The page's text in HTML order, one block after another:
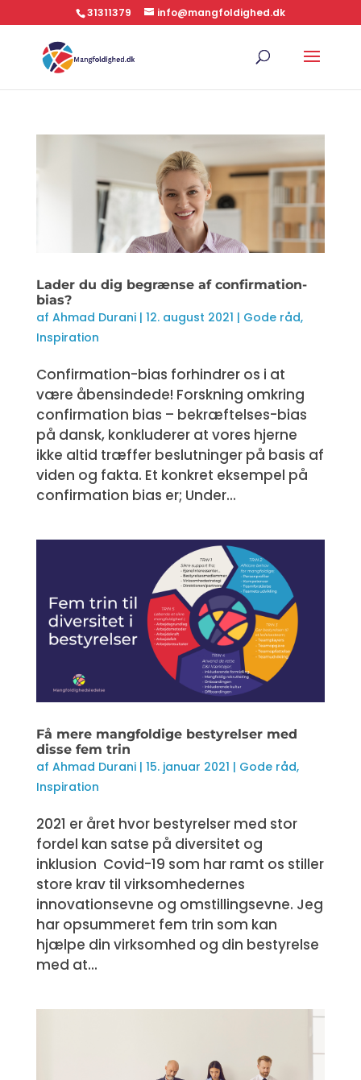
31311379 info@mangfoldighed.dk
Lader du dig begrænse af confirmation-
bias?
af Ahmad Durani| 12. august 2021 | Gode råd,
Inspiration
Confirmation-bias forhindrer os i at
være åbensindede! Forskning omkring
confirmation bias – bekræftelses-bias
på dansk, konkluderer at vores hjerne
ikke altid træffer beslutninger på basis af
viden og fakta. Et konkret eksempel på
confirmation bias er; Under...
Få mere mangfoldige bestyrelser med
disse fem trin
af Ahmad Durani| 15. januar 2021 | Gode råd,
Inspiration
2021 er året hvor bestyrelser med stor
fordel kan satse på diversitet og
inklusion Covid-19 som har ramt os stiller
store krav til virksomhedernes
innovationsevne og omstillingsevne. Jeg
har opsummeret fem trin som kan
hjælpe din virksomhed og din bestyrelse
med at...